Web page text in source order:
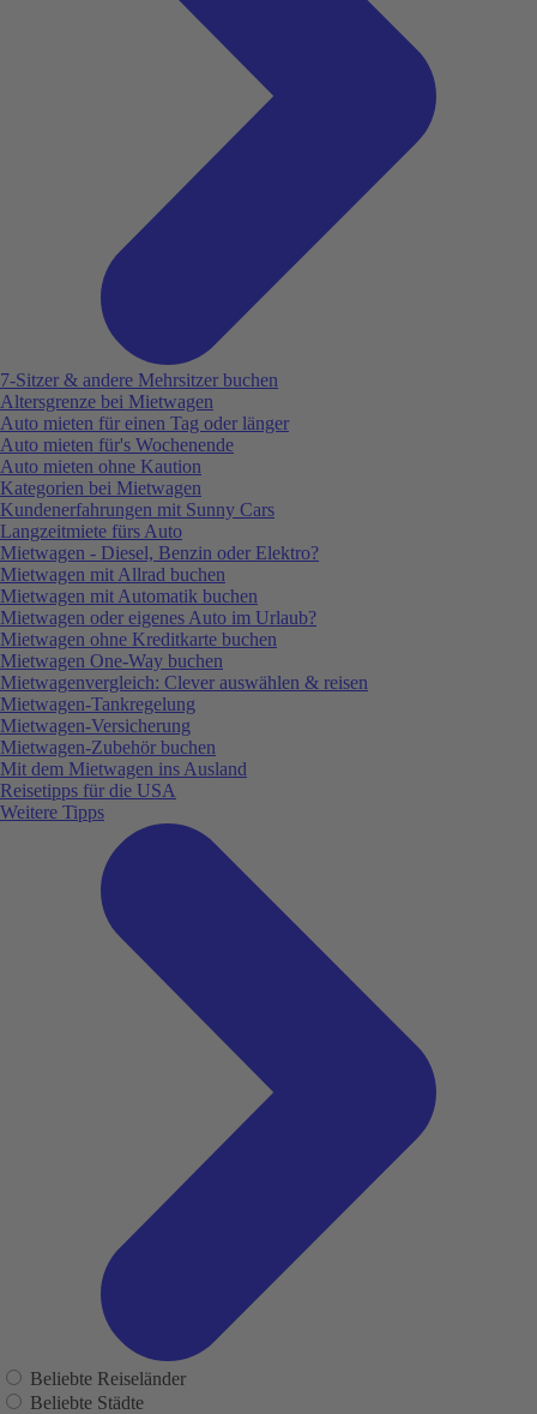
7-Sitzer & andere Mehrsitzer buchen
Altersgrenze bei Mietwagen
Auto mieten für einen Tag oder länger
Auto mieten für's Wochenende
Auto mieten ohne Kaution
Kategorien bei Mietwagen
Kundenerfahrungen mit Sunny Cars
Langzeitmiete fürs Auto
Mietwagen - Diesel, Benzin oder Elektro?
Mietwagen mit Allrad buchen
Mietwagen mit Automatik buchen
Mietwagen oder eigenes Auto im Urlaub?
Mietwagen ohne Kreditkarte buchen
Mietwagen One-Way buchen
Mietwagenvergleich: Clever auswählen & reisen
Mietwagen-Tankregelung
Mietwagen-Versicherung
Mietwagen-Zubehör buchen
Mit dem Mietwagen ins Ausland
Reisetipps für die USA
Weitere Tipps
Beliebte Reiseländer
Beliebte Städte